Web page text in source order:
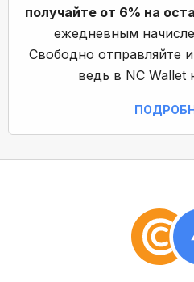
получайте от 6% на
ежедневным
Свободно отправляйте
ведь в NC Wallet